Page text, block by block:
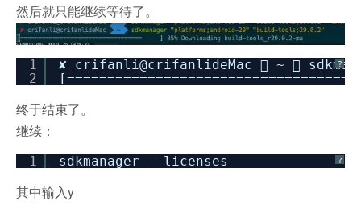
然后就只能继续等待了。
?
1
2
✘ crifanli@crifanlideMac  ~ 
终于结束了。
继续：
?
1 sdkmanager --licenses
其中输入y